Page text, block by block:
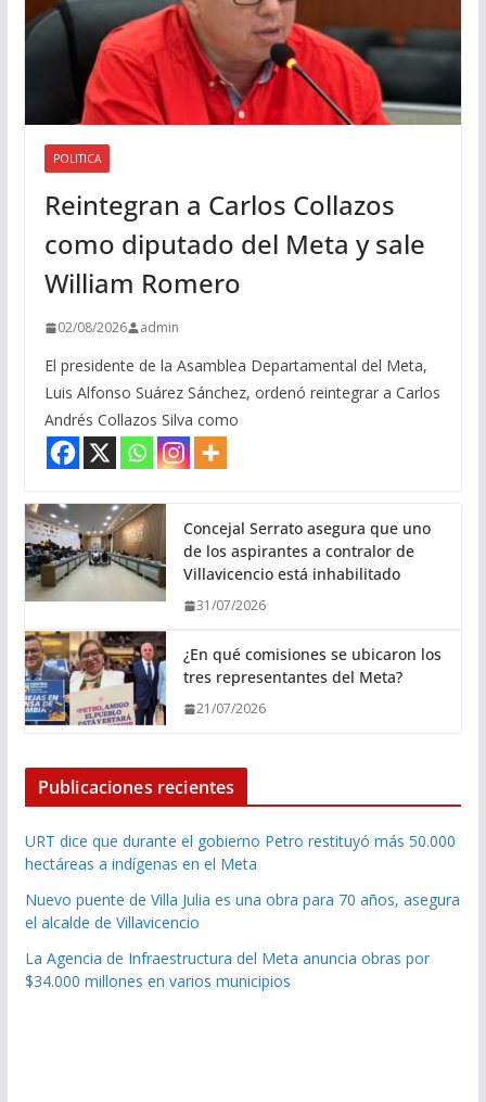
POLITICA
Reintegran a Carlos Collazos
como diputado del Meta y sale
William Romero
02/08/2026 admin
El presidente de la Asamblea Departamental del Meta,
Luis Alfonso Suárez Sánchez, ordenó reintegrar a Carlos
Andrés Collazos Silva como
Concejal Serrato asegura que uno
de los aspirantes a contralor de
Villavicencio está inhabilitado
31/07/2026
¿En qué comisiones se ubicaron los
tres representantes del Meta?
21/07/2026
Publicaciones recientes
URT dice que durante el gobierno Petro restituyó más 50.000
hectáreas a indígenas en el Meta
Nuevo puente de Villa Julia es una obra para 70 años, asegura
el alcalde de Villavicencio
La Agencia de Infraestructura del Meta anuncia obras por
$34.000 millones en varios municipios